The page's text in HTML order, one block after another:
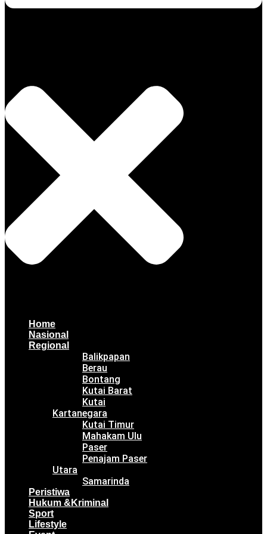
Home
Nasional
Regional
Balikpapan
Berau
Bontang
Kutai Barat
Kutai
Kartanegara
Kutai Timur
Mahakam Ulu
Paser
Penajam Paser
Utara
Samarinda
Peristiwa
Hukum &Kriminal
Sport
Lifestyle